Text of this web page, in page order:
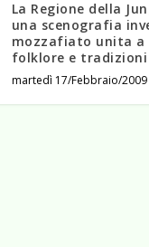
La Regione della
una scenografia
mozzafiato unita a
folklore e tradizioni
martedì 17/Febbraio/2009